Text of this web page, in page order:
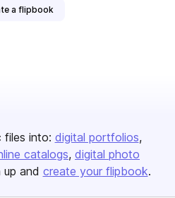
a flipbook
files into: digital portfolios
catalogs digital photo
up and create your flipbook.